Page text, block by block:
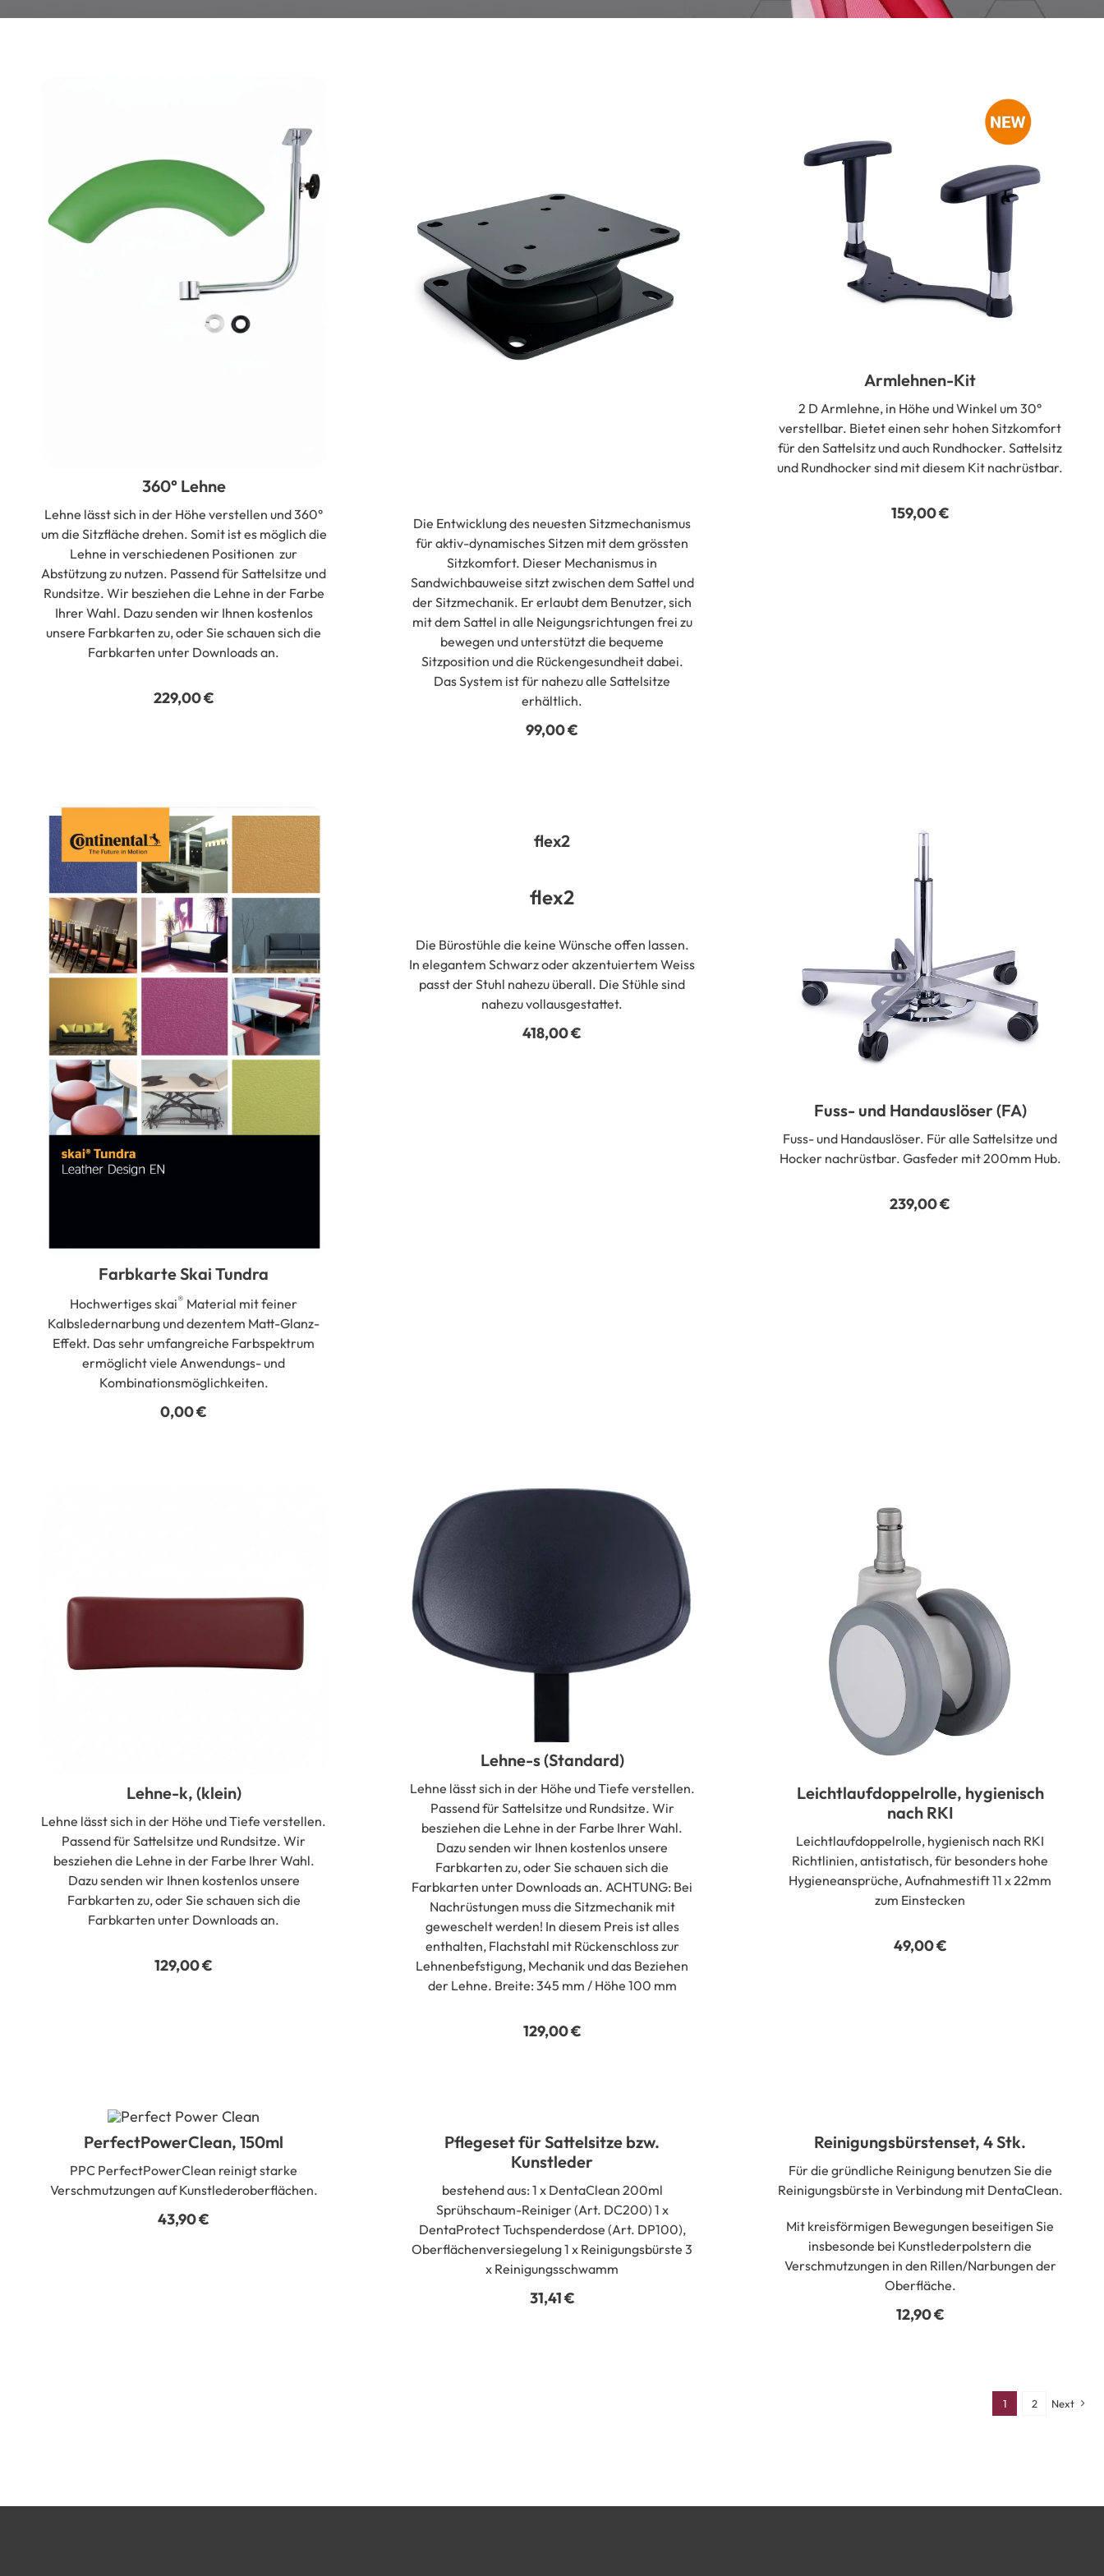
360° Lehne
Lehne lässt sich in der Höhe verstellen und 360°
um die Sitzfläche drehen. Somit ist es möglich die
Lehne in verschiedenen Positionen zur
Abstützung zu nutzen. Passend für Sattelsitze und
Rundsitze. Wir besziehen die Lehne in der Farbe
Ihrer Wahl. Dazu senden wir Ihnen kostenlos
unsere Farbkarten zu, oder Sie schauen sich die
Farbkarten unter Downloads an.
229,00€
Die Entwicklung des neuesten Sitzmechanismus
für aktiv-dynamisches Sitzen mit dem grössten
Sitzkomfort. Dieser Mechanismus in
Sandwichbauweise sitzt zwischen dem Sattel und
der Sitzmechanik. Er erlaubt dem Benutzer, sich
mit dem Sattel in alle Neigungsrichtungen frei zu
bewegen und unterstützt die bequeme
Sitzposition und die Rückengesundheit dabei.
Das System ist für nahezu alle Sattelsitze
erhältlich.
99,00€
Armlehnen-Kit
2 D Armlehne, in Höhe und Winkel um 30°
verstellbar. Bietet einen sehr hohen Sitzkomfort
für den Sattelsitz und auch Rundhocker. Sattelsitz
und Rundhocker sind mit diesem Kit nachrüstbar.
159,00€
Farbkarte Skai Tundra
Hochwertiges skai® Material mit feiner
Kalbsledernarbung und dezentem Matt-Glanz-
Effekt. Das sehr umfangreiche Farbspektrum
ermöglicht viele Anwendungs- und
Kombinationsmöglichkeiten.
0,00€
flex2
flex2
Die Bürostühle die keine Wünsche offen lassen.
In elegantem Schwarz oder akzentuiertem Weiss
passt der Stuhl nahezu überall. Die Stühle sind
nahezu vollausgestattet.
418,00€
Fuss- und Handauslöser (FA)
Fuss- und Handauslöser. Für alle Sattelsitze und
Hocker nachrüstbar. Gasfeder mit 200mm Hub.
239,00€
Lehne-k, (klein)
Lehne lässt sich in der Höhe und Tiefe verstellen.
Passend für Sattelsitze und Rundsitze. Wir
besziehen die Lehne in der Farbe Ihrer Wahl.
Dazu senden wir Ihnen kostenlos unsere
Farbkarten zu, oder Sie schauen sich die
Farbkarten unter Downloads an.
129,00€
Lehne-s (Standard)
Lehne lässt sich in der Höhe und Tiefe verstellen.
Passend für Sattelsitze und Rundsitze. Wir
besziehen die Lehne in der Farbe Ihrer Wahl.
Dazu senden wir Ihnen kostenlos unsere
Farbkarten zu, oder Sie schauen sich die
Farbkarten unter Downloads an. ACHTUNG: Bei
Nachrüstungen muss die Sitzmechanik mit
geweschelt werden! In diesem Preis ist alles
enthalten, Flachstahl mit Rückenschloss zur
Lehnenbefstigung, Mechanik und das Beziehen
der Lehne. Breite: 345 mm / Höhe 100 mm
129,00€
Leichtlaufdoppelrolle, hygienisch
nach RKI
Leichtlaufdoppelrolle, hygienisch nach RKI
Richtlinien, antistatisch, für besonders hohe
Hygieneansprüche, Aufnahmestift 11 x 22mm
zum Einstecken
49,00€
PerfectPowerClean, 150ml
PPC PerfectPowerClean reinigt starke
Verschmutzungen auf Kunstlederoberflächen.
43,90€
Pflegeset für Sattelsitze bzw.
Kunstleder
bestehend aus: 1 x DentaClean 200ml
Sprühschaum-Reiniger (Art. DC200) 1 x
DentaProtect Tuchspenderdose (Art. DP100),
Oberflächenversiegelung 1 x Reinigungsbürste 3
x Reinigungsschwamm
31,41€
Reinigungsbürstenset, 4 Stk.
Für die gründliche Reinigung benutzen Sie die
Reinigungsbürste in Verbindung mit DentaClean.
Mit kreisförmigen Bewegungen beseitigen Sie
insbesonde bei Kunstlederpolstern die
Verschmutzungen in den Rillen/Narbungen der
Oberfläche.
12,90€
1 2 Next